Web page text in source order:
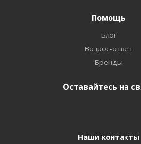
Помощь
Блог
Вопрос-ответ
Бренды
Оставайтесь на
Наши контакты